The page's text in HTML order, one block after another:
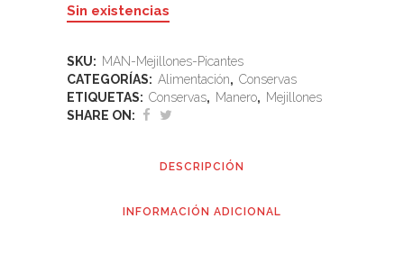
Sin existencias
SKU: MAN-Mejillones-Picantes
CATEGORÍAS: Alimentación, Conservas
ETIQUETAS: Conservas, Manero, Mejillones
SHARE ON:
DESCRIPCIÓN
INFORMACIÓN ADICIONAL